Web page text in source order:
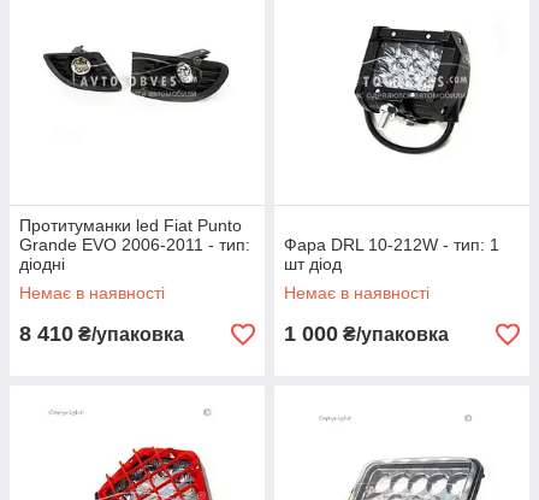
Протитуманки led Fiat Punto
Grande EVO 2006-2011 - тип:
діодні
Немає в наявності
8 410 ₴/упаковка
Фара DRL 10-212W - тип: 1
шт діод
Немає в наявності
1 000 ₴/упаковка